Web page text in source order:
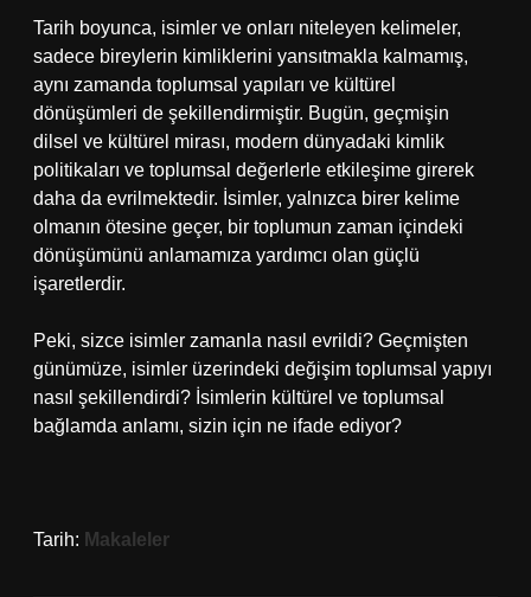
Tarih boyunca, isimler ve onları niteleyen kelimeler,
sadece bireylerin kimliklerini yansıtmakla kalmamış,
aynı zamanda toplumsal yapıları ve kültürel
dönüşümleri de şekillendirmiştir. Bugün, geçmişin
dilsel ve kültürel mirası, modern dünyadaki kimlik
politikaları ve toplumsal değerlerle etkileşime girerek
daha da evrilmektedir. İsimler, yalnızca birer kelime
olmanın ötesine geçer, bir toplumun zaman içindeki
dönüşümünü anlamamıza yardımcı olan güçlü
işaretlerdir.
Peki, sizce isimler zamanla nasıl evrildi? Geçmişten
günümüze, isimler üzerindeki değişim toplumsal yapıyı
nasıl şekillendirdi? İsimlerin kültürel ve toplumsal
bağlamda anlamı, sizin için ne ifade ediyor?
Tarih: Makaleler